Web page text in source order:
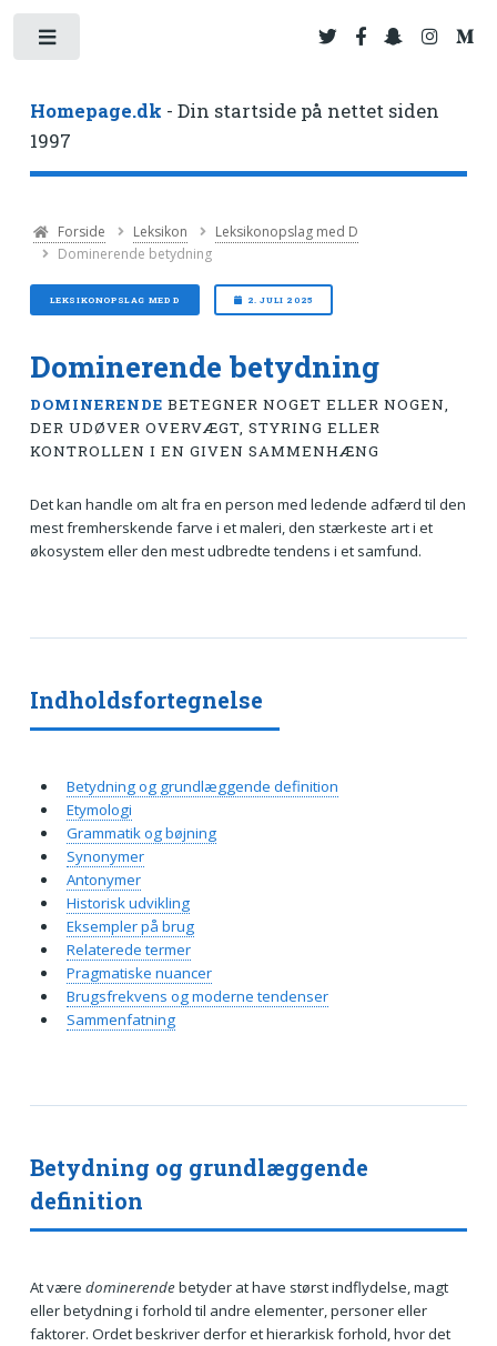
Homepage.dk - Din startside på nettet siden
1997
Forside Leksikon
Leksikonopslag med D
Dominerende betydning
LEKSIKONOPSLAG MED D 2. JULI 2025
Dominerende betydning
DOMINERENDE BETEGNER NOGET ELLER NOGEN,
DER UDØVER OVERVÆGT, STYRING ELLER
KONTROLLEN I EN GIVEN SAMMENHÆNG
Det kan handle om alt fra en person med ledende adfærd til den
mest fremherskende farve i et maleri, den stærkeste art i et
økosystem eller den mest udbredte tendens i et samfund.
Betydning og grundlæggende
definition
At være dominerendebetyder at have størst indflydelse, magt
eller betydning i forhold til andre elementer, personer eller
faktorer. Ordet beskriver derfor et hierarkisk forhold, hvor det
Indholdsfortegnelse
Betydning og grundlæggende definition
Etymologi
Grammatik og bøjning
Synonymer
Antonymer
Historisk udvikling
Eksempler på brug
Relaterede termer
Pragmatiske nuancer
Brugsfrekvens og moderne tendenser
Sammenfatning